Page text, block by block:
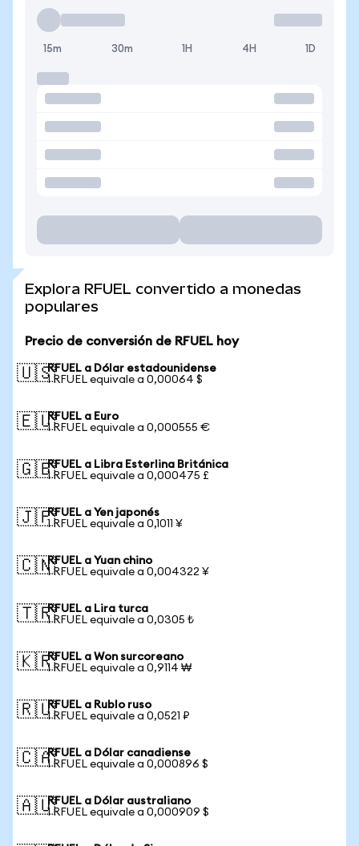
15m 30m 1H 4H 1D
Explora RFUEL convertido a monedas
populares
Precio de conversión de RFUEL hoy
🇺🇸RFUEL a Dólar estadounidense
1 RFUEL equivale a 0,00064 $
🇪🇺RFUEL a Euro
1 RFUEL equivale a 0,000555 €
🇬🇧RFUEL a Libra Esterlina Británica
1 RFUEL equivale a 0,000475 £
🇯🇵RFUEL a Yen japonés
1 RFUEL equivale a 0,1011 ¥
🇨🇳RFUEL a Yuan chino
1 RFUEL equivale a 0,004322 ¥
🇹🇷RFUEL a Lira turca
1 RFUEL equivale a 0,0305 ₺
🇰🇷RFUEL a Won surcoreano
1 RFUEL equivale a 0,9114 ₩
🇷🇺RFUEL a Rublo ruso
1 RFUEL equivale a 0,0521 ₽
🇨🇦RFUEL a Dólar canadiense
1 RFUEL equivale a 0,000896 $
🇦🇺RFUEL a Dólar australiano
1 RFUEL equivale a 0,000909 $